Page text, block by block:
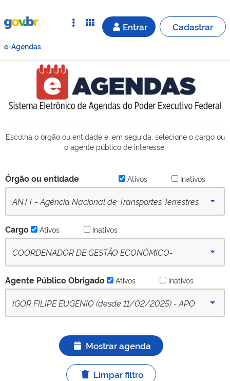
Entrar Cadastrar
e-Agendas
Escolha o órgão ou entidade e, em seguida, selecione o cargo ou
o agente público de interesse.
Órgão ou entidade Ativos Inativos
ANTT - Agência Nacional de Transportes Terrestres
Cargo Ativos Inativos
COORDENADOR DE GESTÃO ECONÔMICO-
(desde 09-10-2022) - Ativo
Agente Público Obrigado Ativos Inativos
IGOR FILIPE EUGENIO (desde 11/02/2025) - APO
Mostrar agenda
Limpar filtro